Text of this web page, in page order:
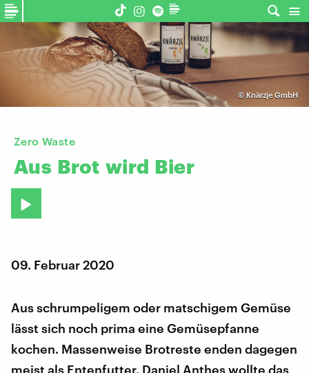
© Knärzje GmbH
Zero Waste
Aus Brot wird Bier
09. Februar 2020
Aus schrumpeligem oder matschigem Gemüse
lässt sich noch prima eine Gemüsepfanne
kochen. Massenweise Brotreste enden dagegen
meist als Entenfutter. Daniel Anthes wollte das